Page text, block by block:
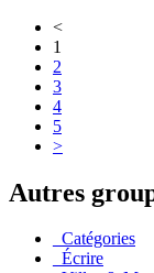
<
1
2
3
4
5
>
Autres
_Catégories
_Écrire